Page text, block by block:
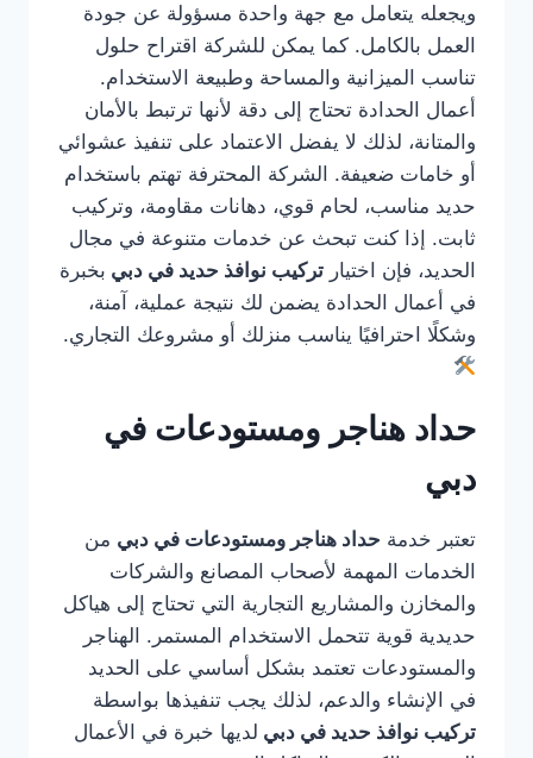
ويجعله يتعامل مع جهة واحدة مسؤولة عن جودة
العمل بالكامل. كما يمكن للشركة اقتراح حلول
تناسب الميزانية والمساحة وطبيعة الاستخدام.
أعمال الحدادة تحتاج إلى دقة لأنها ترتبط بالأمان
والمتانة، لذلك لا يفضل الاعتماد على تنفيذ عشوائي
أو خامات ضعيفة. الشركة المحترفة تهتم باستخدام
حديد مناسب، لحام قوي، دهانات مقاومة، وتركيب
ثابت. إذا كنت تبحث عن خدمات متنوعة في مجال
الحديد، فإن اختيار تركيب نوافذ حديد في دبي بخبرة
في أعمال الحدادة يضمن لك نتيجة عملية، آمنة،
وشكلًا احترافيًا يناسب منزلك أو مشروعك التجاري.
حداد هناجر ومستودعات في
دبي
تعتبر خدمة حداد هناجر ومستودعات في دبي من
الخدمات المهمة لأصحاب المصانع والشركات
والمخازن والمشاريع التجارية التي تحتاج إلى هياكل
حديدية قوية تتحمل الاستخدام المستمر. الهناجر
والمستودعات تعتمد بشكل أساسي على الحديد
في الإنشاء والدعم، لذلك يجب تنفيذها بواسطة
تركيب نوافذ حديد في دبي لديها خبرة في الأعمال